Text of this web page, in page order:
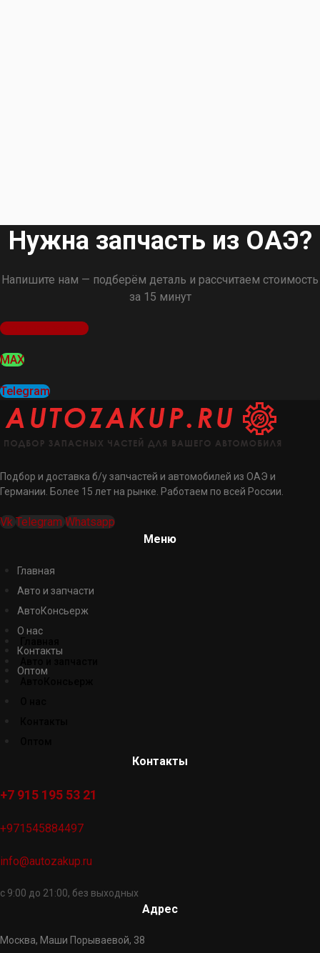
Нужна запчасть из ОАЭ?
Напишите нам — подберём деталь и рассчитаем стоимость
за 15 минут
Оставить заявку
MAX
Telegram
Подбор и доставка б/у запчастей и автомобилей из ОАЭ и
Германии. Более 15 лет на рынке. Работаем по всей России.
Vk Telegram Whatsapp
Меню
Главная
Авто и запчасти
АвтоКонсьерж
О нас
Контакты
Оптом
Контакты
+7 915 195 53 21
+971545884497
info@autozakup.ru
с 9:00 до 21:00, без выходных
Адрес
Москва, Маши Порываевой, 38